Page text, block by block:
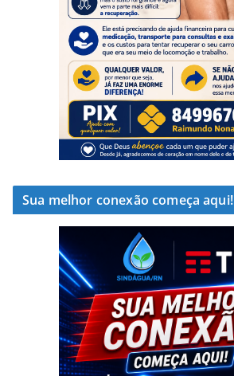
Sua melhor conexão começa aqui!